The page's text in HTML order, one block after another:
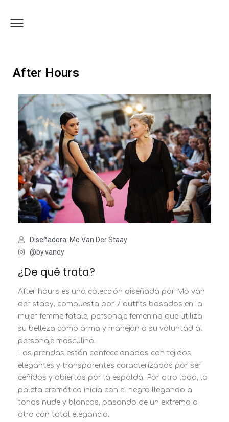
After Hours
Diseñadora: Mo Van Der Staay
@by.vandy
¿De qué trata?
After hours es una colección diseñada por Mo van
der staay, compuesta por 7 outfits basados en la
mujer femme fatale, personaje femenino que utiliza
su belleza como arma y manejan a su voluntad al
personaje masculino.
Las prendas están confeccionadas con tejidos
elegantes y transparentes caracterizados por ser
ceñidos y abiertos por la espalda. Por otro lado, la
paleta cromática inicia con el negro llegando a
tonos nude y blancos, pasando de un extremo a
otro con total elegancia.